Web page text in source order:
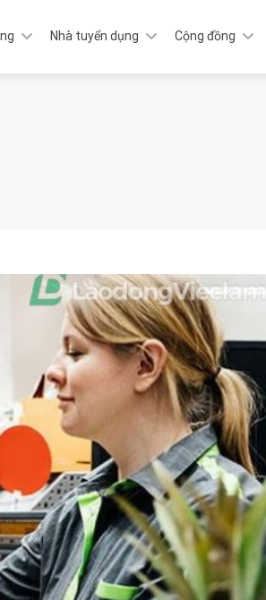
Nhà tuyển dụng Cộng đồng